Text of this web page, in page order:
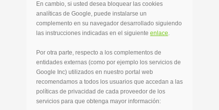
En cambio, si usted desea bloquear las cookies
analíticas de Google, puede instalarse un
complemento en su navegador desarrollado siguiendo
las instrucciones indicadas en el siguiente enlace.
Por otra parte, respecto a los complementos de
entidades externas (como por ejemplo los servicios de
Google Inc) utilizados en nuestro portal web
recomendamos a todos los usuarios que accedan a las
políticas de privacidad de cada proveedor de los
servicios para que obtenga mayor información: